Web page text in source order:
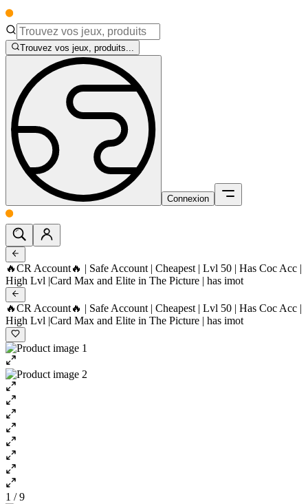
Trouvez vos jeux, produits...
Connexion
🔥CR Account🔥 | Safe Account | Cheapest | Lvl 50 | Has Coc Acc |
High Lvl |Card Max and Elite in The Picture | has imot
🔥CR Account🔥 | Safe Account | Cheapest | Lvl 50 | Has Coc Acc |
High Lvl |Card Max and Elite in The Picture | has imot
1 / 9